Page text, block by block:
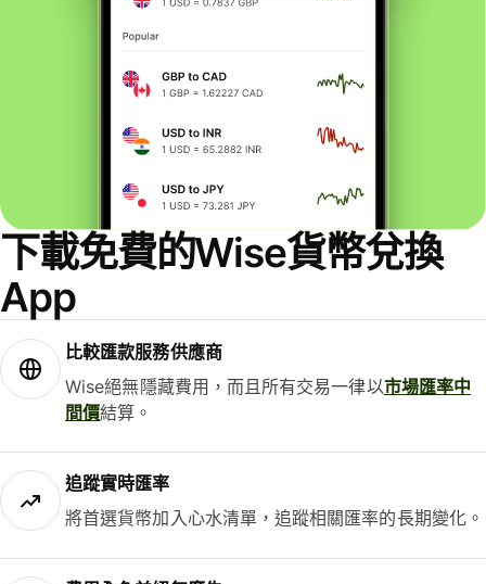
下載免費的Wise貨幣兌換
App
比較匯款服務供應商
Wise絕無隱藏費用，而且所有交易一律以市場匯率中
間價結算。
追蹤實時匯率
將首選貨幣加入心水清單，追蹤相關匯率的長期變化。